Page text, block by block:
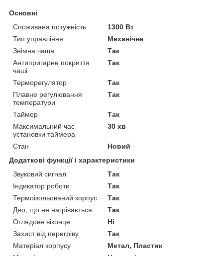
Основні
Споживана потужність
1300 Вт
Тип управління
Механічне
Знімна чаша
Так
Антипригарне покриття
чаші
Так
Терморегулятор
Так
Плавне регулювання
температури
Так
Таймер
Так
Максимальний час
установки таймера
30 хв
Стан
Новий
Додаткові функції і характеристики
Звуковий сигнал
Так
Індикатор роботи
Так
Термоізольований корпус
Так
Дно, що не нагрівається
Так
Оглядове віконце
Ні
Захист від перегріву
Так
Матеріал корпусу
Метал, Пластик